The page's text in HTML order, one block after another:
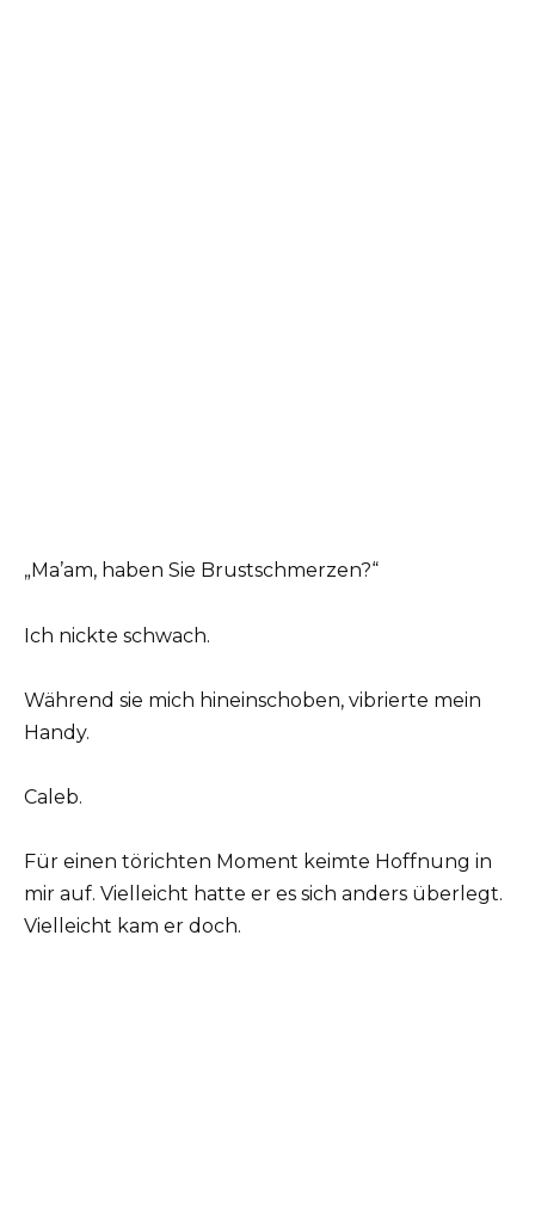
„Ma’am, haben Sie Brustschmerzen?“
Ich nickte schwach.
Während sie mich hineinschoben, vibrierte mein
Handy.
Caleb.
Für einen törichten Moment keimte Hoffnung in
mir auf. Vielleicht hatte er es sich anders überlegt.
Vielleicht kam er doch.